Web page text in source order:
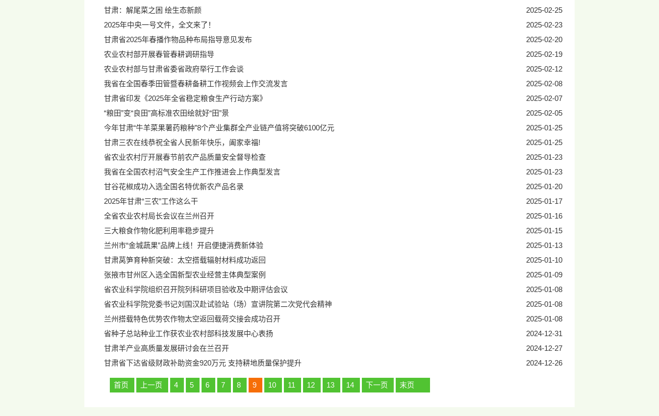
甘肃：解尾菜之困 绘生态新颜
2025-02-25
2025年中央一号文件，全文来了！
2025-02-23
甘肃省2025年春播作物品种布局指导意见发布
2025-02-20
农业农村部开展春管春耕调研指导
2025-02-19
农业农村部与甘肃省委省政府举行工作会谈
2025-02-12
我省在全国春季田管暨春耕备耕工作视频会上作交流发言
2025-02-08
甘肃省印发《2025年全省稳定粮食生产行动方案》
2025-02-07
“粮田”变“良田”高标准农田绘就好“田”景
2025-02-05
今年甘肃“牛羊菜果薯药粮种”8个产业集群全产业链产值将突破6100亿元
2025-01-25
甘肃三农在线恭祝全省人民新年快乐，阖家幸福!
2025-01-25
省农业农村厅开展春节前农产品质量安全督导检查
2025-01-23
我省在全国农村沼气安全生产工作推进会上作典型发言
2025-01-23
甘谷花椒成功入选全国名特优新农产品名录
2025-01-20
2025年甘肃“三农”工作这么干
2025-01-17
全省农业农村局长会议在兰州召开
2025-01-16
三大粮食作物化肥利用率稳步提升
2025-01-15
兰州市“金城蔬果”品牌上线！开启便捷消费新体验
2025-01-13
甘肃莴笋育种新突破：太空搭载辐射材料成功返回
2025-01-10
张掖市甘州区入选全国新型农业经营主体典型案例
2025-01-09
省农业科学院组织召开院列科研项目验收及中期评估会议
2025-01-08
省农业科学院党委书记刘国汉赴试验站（场）宣讲院第二次党代会精神
2025-01-08
兰州搭载特色优势农作物太空返回载荷交接会成功召开
2025-01-08
省种子总站种业工作获农业农村部科技发展中心表扬
2024-12-31
甘肃羊产业高质量发展研讨会在兰召开
2024-12-27
甘肃省下达省级财政补助资金920万元 支持耕地质量保护提升
2024-12-26
首页 上一页 4 5 6 7 8 9 10 11 12 13 14 下一页 末页